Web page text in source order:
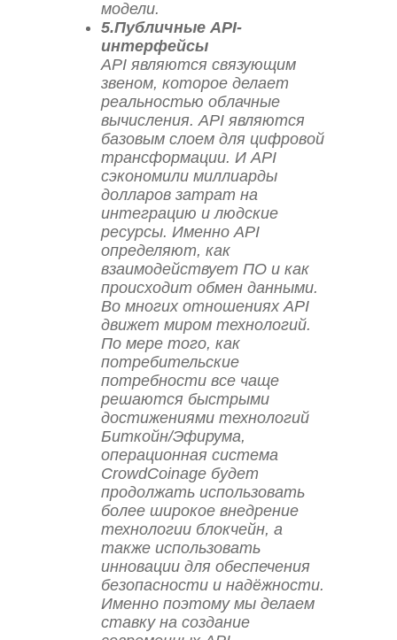
модели.
5.Публичные API-
интерфейсы
API являются связующим
звеном, которое делает
реальностью облачные
вычисления. API являются
базовым слоем для цифровой
трансформации. И API
сэкономили миллиарды
долларов затрат на
интеграцию и людские
ресурсы. Именно API
определяют, как
взаимодействует ПО и как
происходит обмен данными.
Во многих отношениях API
движет миром технологий.
По мере того, как
потребительские
потребности все чаще
решаются быстрыми
достижениями технологий
Биткойн/Эфирума,
операционная система
CrowdCoinage будет
продолжать использовать
более широкое внедрение
технологии блокчейн, а
также использовать
инновации для обеспечения
безопасности и надёжности.
Именно поэтому мы делаем
ставку на создание